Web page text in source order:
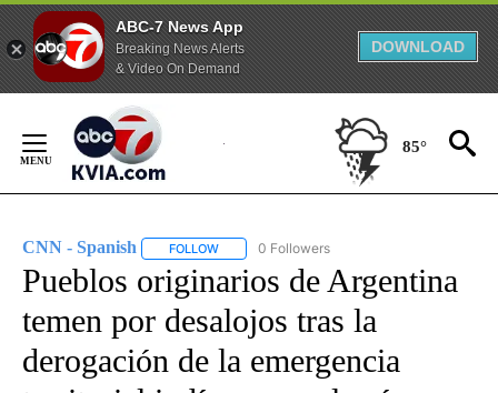
ABC-7 News App
Breaking News Alerts
& Video On Demand
DOWNLOAD
Content
85°
CNN - Spanish FOLLOW FOLLOW "CNN - SPANISH" TO RECEIVE
0 Followers
Pueblos originarios de Argentina
temen por desalojos tras la
derogación de la emergencia